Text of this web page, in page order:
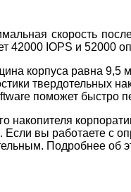
скорость
42000 IOPS и 52000
корпуса равна
твердотельных
поможет быстро
накопителя
вы работаете с
Подробнее об